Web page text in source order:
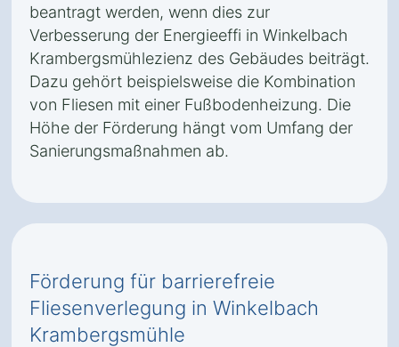
beantragt werden, wenn dies zur
Verbesserung der Energieeffi in Winkelbach
Krambergsmühlezienz des Gebäudes beiträgt.
Dazu gehört beispielsweise die Kombination
von Fliesen mit einer Fußbodenheizung. Die
Höhe der Förderung hängt vom Umfang der
Sanierungsmaßnahmen ab.
Förderung für barrierefreie
Fliesenverlegung in Winkelbach
Krambergsmühle